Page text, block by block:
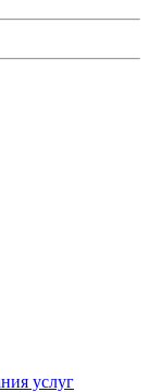
услуг